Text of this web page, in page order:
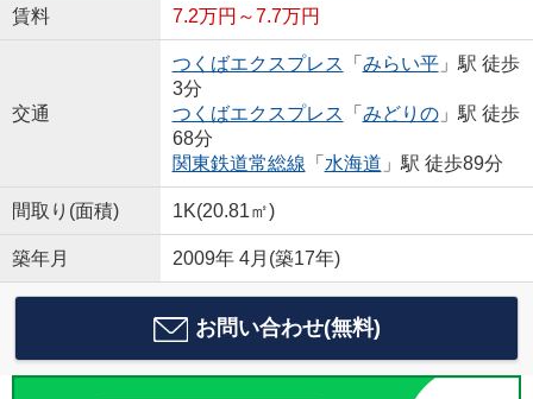
賃料 7.2万円～7.7万円
交通
つくばエクスプレス 「 みらい平」駅 徒歩
3分
つくばエクスプレス 「 みどりの」駅 徒歩
68分
関東鉄道常総線 「 水海道 」駅 徒歩89分
間取り(面積) 1K(20.81㎡)
築年月 2009年 4月(築17年)
お問い合わせ(無料)